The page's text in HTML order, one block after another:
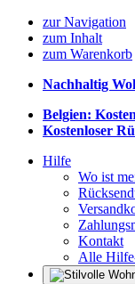
zur Navigation
zum Inhalt
zum Warenkorb
Nachhaltig
Belgien:
Kostenloser
Hilfe
Wo ist
Kontakt
Alle